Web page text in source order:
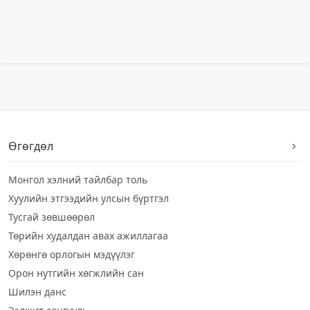
Өгөгдөл
Монгол хэлний тайлбар толь
Хуулийн этгээдийн улсын бүртгэл
Тусгай зөвшөөрөл
Төрийн худалдан авах ажиллагаа
Хөрөнгө орлогын мэдүүлэг
Орон нутгийн хөгжлийн сан
Шилэн данс